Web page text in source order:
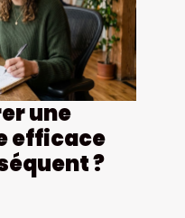
une
efficace
?